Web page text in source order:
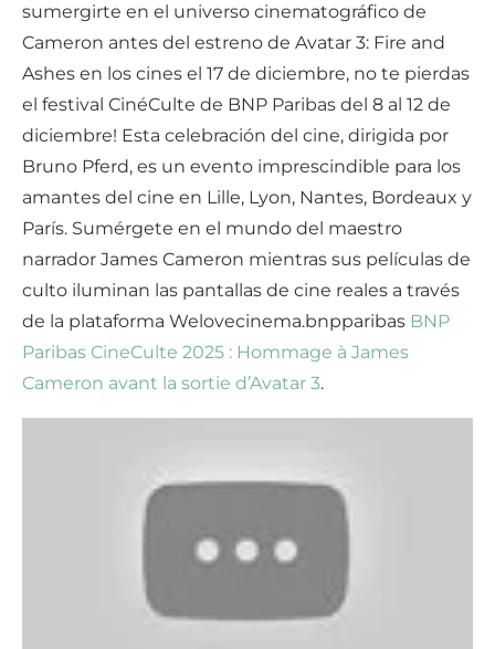
sumergirte en el universo cinematográfico de
Cameron antes del estreno de Avatar 3: Fire and
Ashes en los cines el 17 de diciembre, no te pierdas
el festival CinéCulte de BNP Paribas del 8 al 12 de
diciembre! Esta celebración del cine, dirigida por
Bruno Pferd, es un evento imprescindible para los
amantes del cine en Lille, Lyon, Nantes, Bordeaux y
París. Sumérgete en el mundo del maestro
narrador James Cameron mientras sus películas de
culto iluminan las pantallas de cine reales a través
de la plataforma Welovecinema.bnpparibas BNP
Paribas CineCulte 2025 : Hommage à James
Cameron avant la sortie d’Avatar 3.